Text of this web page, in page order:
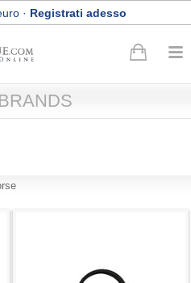
· Registrati adesso
BRANDS